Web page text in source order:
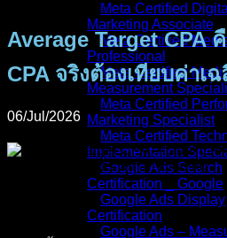
Meta Certified Digital
Marketing Associate
Meta Certified
Professional
Meta Certified
Measurement
Meta Certified
Marketing Specialist
Meta Certified
Implementation
Google Ads Search
Certification _ Google
Google Ads Display
Certification
Google Ads –
Average Target CPA
CPA จริงต้องเทียบค่าเฉ
06/Jul/2026